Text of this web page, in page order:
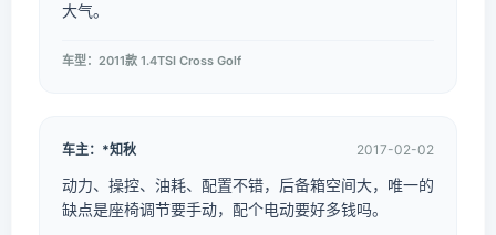
大气。
车型：2011款 1.4TSI Cross Golf
车主：*知秋 2017-02-02
动力、操控、油耗、配置不错，后备箱空间大，唯一的
缺点是座椅调节要手动，配个电动要好多钱吗。